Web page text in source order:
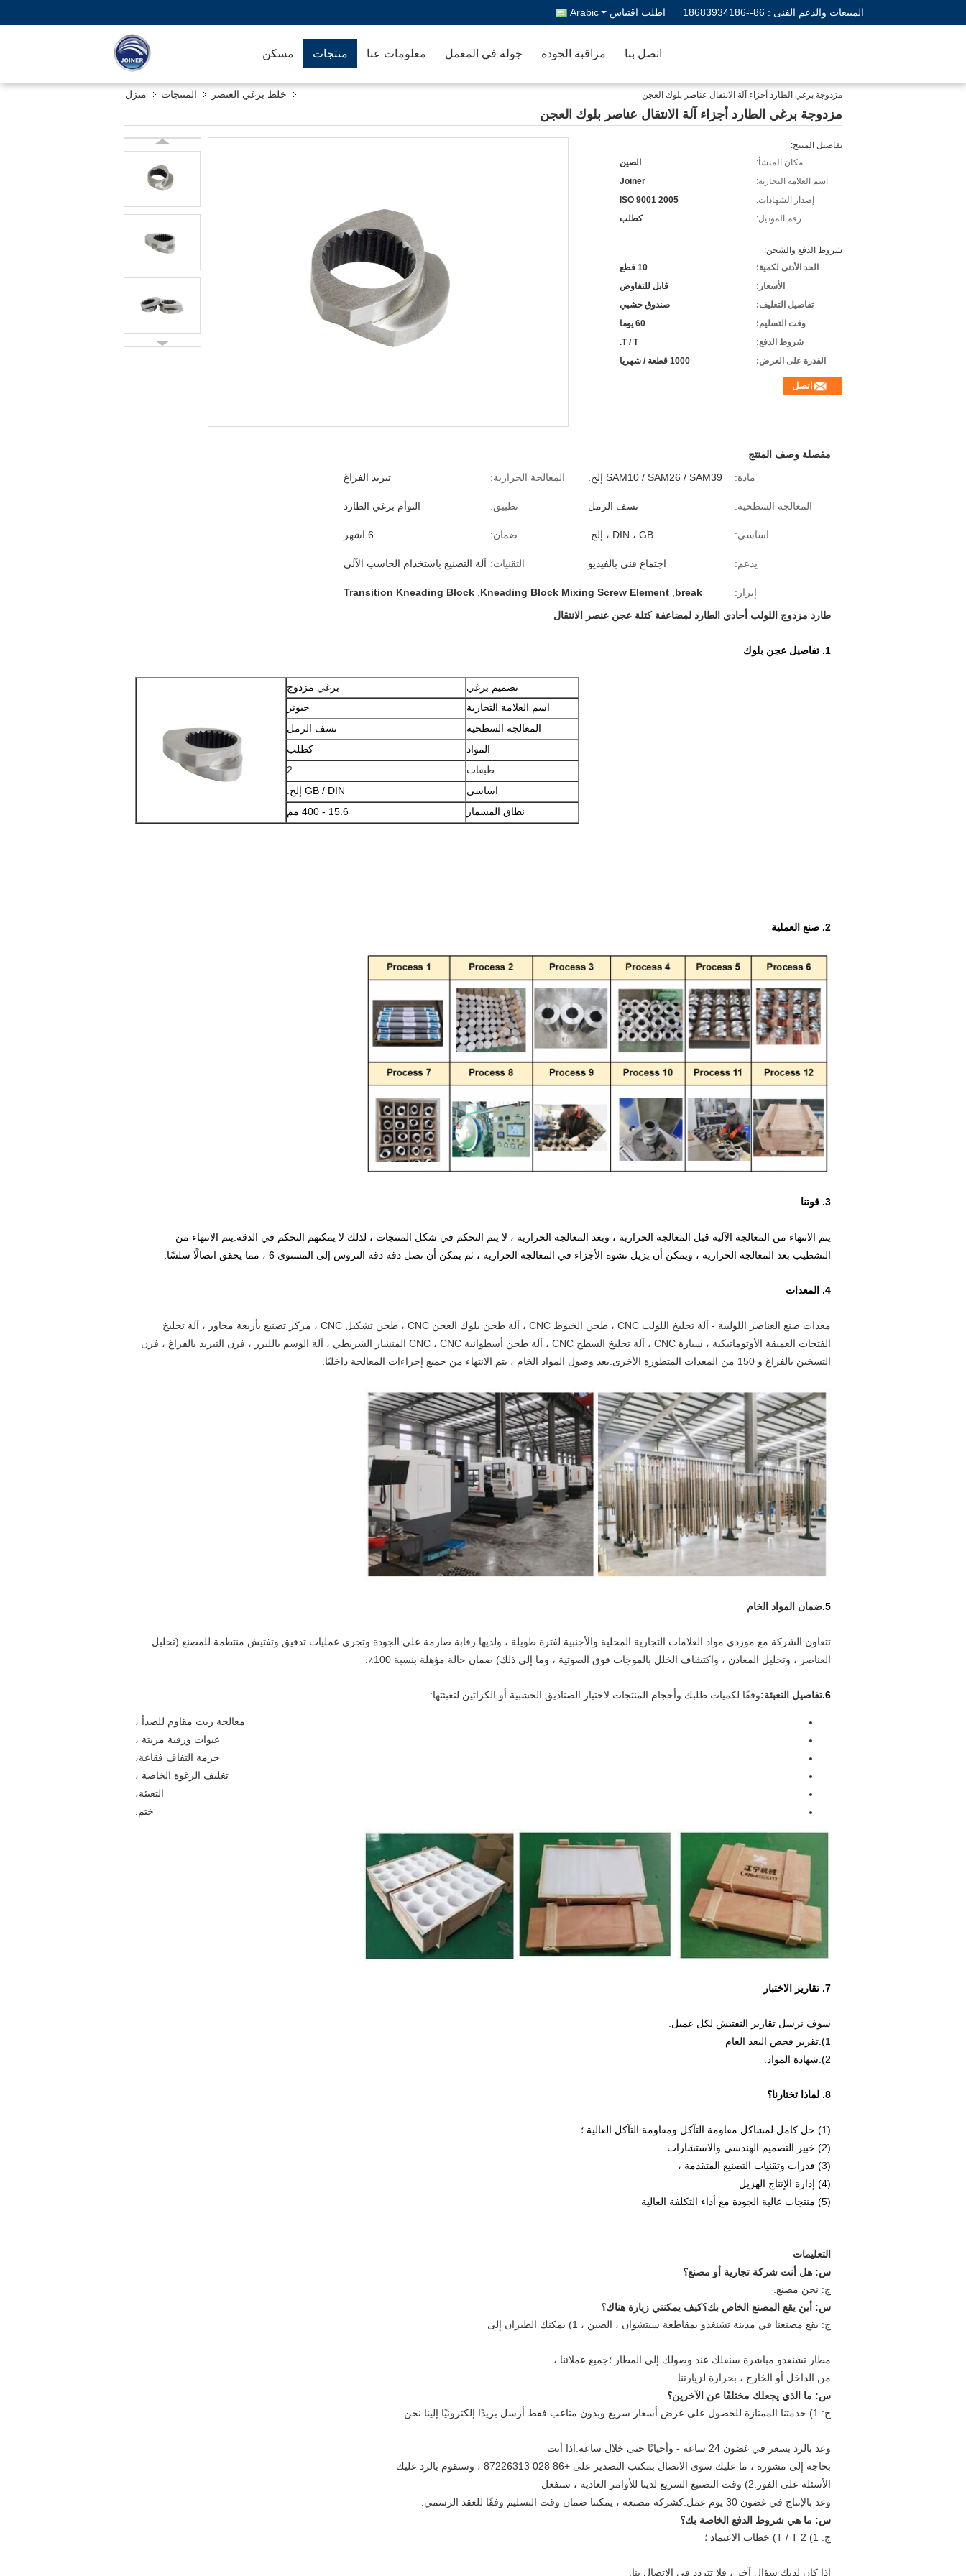
المبيعات والدعم الفنى : 86--18683934186 اطلب اقتباس Arabic
مسكن منتجات معلومات عنا جولة في المعمل مراقبة الجودة اتصل بنا
منزل المنتجات خلط برغي العنصر مزدوجة برغي الطارد أجزاء آلة الانتقال عناصر بلوك العجن
مزدوجة برغي الطارد أجزاء آلة الانتقال عناصر بلوك العجن
تفاصيل المنتج:
مكان المنشأ:
الصين
اسم العلامة التجارية:
Joiner
إصدار الشهادات:
ISO 9001 2005
رقم الموديل:
كطلب
شروط الدفع والشحن:
الحد الأدنى لكمية:
10 قطع
الأسعار:
قابل للتفاوض
تفاصيل التغليف:
صندوق خشبي
وقت التسليم:
60 يوما
شروط الدفع:
T / T.
القدرة على العرض:
1000 قطعة / شهريا
اتصل
مفصلة وصف المنتج
مادة:
SAM10 / SAM26 / SAM39 إلخ. المعالجة الحرارية: تبريد الفراغ
المعالجة السطحية: نسف الرمل تطبيق: التوأم برغي الطارد
اساسي: DIN ، GB ، إلخ. ضمان: 6 اشهر
يدعم: اجتماع فني بالفيديو التقنيات: آلة التصنيع باستخدام الحاسب الآلي
إبراز: break
Kneading Block Mixing Screw Element
Transition Kneading Block
طارد مزدوج اللولب أحادي الطارد لمضاعفة كتلة عجن عنصر الانتقال
1. تفاصيل عجن بلوك
تصميم برغي
برغي مزدوج
اسم العلامة التجارية
جيونر
المعالجة السطحية
نسف الرمل
المواد
كطلب
طبقات
2
اساسي
GB / DIN إلخ.
نطاق المسمار
15.6 - 400 مم
2. صنع العملية
3. قوتنا
يتم الانتهاء من المعالجة الآلية قبل المعالجة الحرارية ، وبعد المعالجة الحرارية ، لا يتم التحكم في شكل المنتجات ، لذلك لا يمكنهم التحكم في الدقة.يتم الانتهاء من
التشطيب بعد المعالجة الحرارية ، ويمكن أن يزيل تشوه الأجزاء في المعالجة الحرارية ، ثم يمكن أن تصل دقة دقة التروس إلى المستوى 6 ، مما يحقق اتصالًا سلسًا.
4. المعدات
معدات صنع العناصر اللولبية - آلة تجليخ اللولب CNC ، طحن الخيوط CNC ، آلة طحن بلوك العجن CNC ، طحن تشكيل CNC ، مركز تصنيع بأربعة محاور ، آلة تجليخ
الفتحات العميقة الأوتوماتيكية ، سيارة CNC ، آلة تجليخ السطح CNC ، آلة طحن أسطوانية CNC ، CNC المنشار الشريطي ، آلة الوسم بالليزر ، فرن التبريد بالفراغ ، فرن
التسخين بالفراغ و 150 من المعدات المتطورة الأخرى.بعد وصول المواد الخام ، يتم الانتهاء من جميع إجراءات المعالجة داخليًا.
5. ضمان المواد الخام
تتعاون الشركة مع موردي مواد العلامات التجارية المحلية والأجنبية لفترة طويلة ، ولديها رقابة صارمة على الجودة وتجري عمليات تدقيق وتفتيش منتظمة للمصنع (تحليل
العناصر ، وتحليل المعادن ، واكتشاف الخلل بالموجات فوق الصوتية ، وما إلى ذلك) ضمان حالة مؤهلة بنسبة 100٪.
6. تفاصيل التعبئة:وفقًا لكميات طلبك وأحجام المنتجات لاختيار الصناديق الخشبية أو الكراتين لتعبئتها:
معالجة زيت مقاوم للصدأ ،
عبوات ورقية مزيتة ،
حزمة التفاف فقاعة،
تغليف الرغوة الخاصة ،
التعبئة،
ختم.
7. تقارير الاختبار
سوف نرسل تقارير التفتيش لكل عميل.
1).تقرير فحص البعد العام
2).شهادة المواد.
8. لماذا تختارنا؟
(1) حل كامل لمشاكل مقاومة التآكل ومقاومة التآكل العالية ؛
(2) خبير التصميم الهندسي والاستشارات.
(3) قدرات وتقنيات التصنيع المتقدمة ،
(4) إدارة الإنتاج الهزيل
(5) منتجات عالية الجودة مع أداء التكلفة العالية
التعليمات
س: هل أنت شركة تجارية أو مصنع؟
ج: نحن مصنع.
س: أين يقع المصنع الخاص بك؟كيف يمكنني زيارة هناك؟
ج: يقع مصنعنا في مدينة تشنغدو بمقاطعة سيتشوان ، الصين ، 1) يمكنك الطيران إلى
مطار تشنغدو مباشرة.سنقلك عند وصولك إلى المطار ؛جميع عملائنا ،
من الداخل أو الخارج ، بحرارة لزيارتنا
س: ما الذي يجعلك مختلفًا عن الآخرين؟
ج: 1) خدمتنا الممتازة للحصول على عرض أسعار سريع وبدون متاعب فقط أرسل بريدًا إلكترونيًا إلينا نحن
وعد بالرد بسعر في غضون 24 ساعة - وأحيانًا حتى خلال ساعة.اذا أنت
بحاجة إلى مشورة ، ما عليك سوى الاتصال بمكتب التصدير على +86 028 87226313 ، وسنقوم بالرد عليك
الأسئلة على الفور.2) وقت التصنيع السريع لدينا للأوامر العادية ، سنفعل
وعد بالإنتاج في غضون 30 يوم عمل.كشركة مصنعة ، يمكننا ضمان وقت التسليم وفقًا للعقد الرسمي.
س: ما هي شروط الدفع الخاصة بك؟
ج: 1) T / T 2) خطاب الاعتماد ؛
إذا كان لديك سؤال آخر ، فلا تتردد في الاتصال بنا.